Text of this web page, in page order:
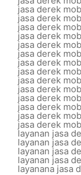
jasa derek
jasa derek
jasa derek
jasa derek
jasa derek
jasa derek
jasa derek
jasa derek
jasa derek
jasa derek
jasa derek
jasa derek
jasa derek
jasa derek
layanan jasa
layanan jasa
layanan jasa
layanan jasa
layanana jasa